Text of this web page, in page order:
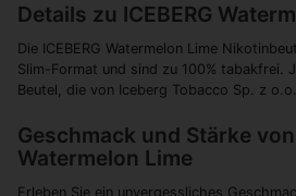
Details zu ICEBERG
Die ICEBERG Watermelon Lime
Slim-Format und sind zu 100% tabakfrei.
Beutel, die von Iceberg Tobacco Sp. z
Geschmack und Stärke von
Watermelon Lime
Erleben Sie ein unvergessliches